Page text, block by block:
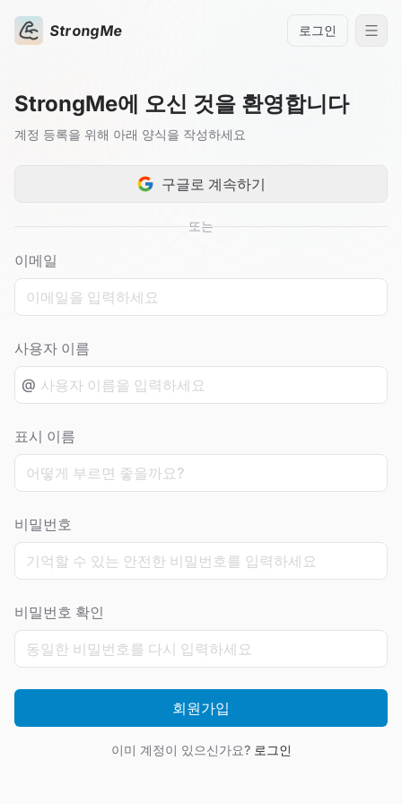
StrongMe 로그인
StrongMe에 오신 것을 환영합니다
계정 등록을 위해 아래 양식을 작성하세요
구글로 계속하기
또는
이메일
사용자 이름
@
표시 이름
비밀번호
비밀번호 확인
회원가입
이미 계정이 있으신가요? 로그인